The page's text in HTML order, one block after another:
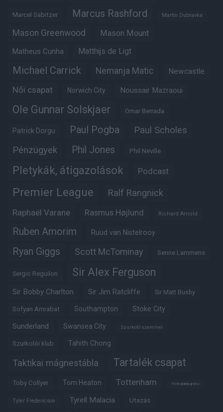
Marcel Sabitzer Marcus Rashford Martin Dubravka
Mason Greenwood Mason Mount
Matheus Cunha Matthijs de Ligt
Michael Carrick Nemanja Matic Newcastle
Női csapat Norwich City Noussair Mazraoui
Ole Gunnar Solskjaer Omar Berrada
Patrick Dorgu Paul Pogba Paul Scholes
Pénzügyek Phil Jones Phil Neville
Pletykák, átigazolások Podcast
Premier League Ralf Rangnick
Raphaël Varane Rasmus Højlund Richard Arnold
Ruben Amorim Ruud van Nistelrooy
Ryan Giggs Scott McTominay Senne Lammens
Sergio Reguilon Sir Alex Ferguson
Sir Bobby Charlton Sir Jim Ratcliffe Sir Matt Busby
Sofyan Amrabat Southampton Stoke City
Sunderland Swansea City Szurkoló szemmel
Szurkolói klub Tahith Chong
Taktikai mágnestábla Tartalék csapat
Toby Collyer Tom Heaton Tottenham Trófeabibliográfia
Tyler Fredericson Tyrell Malacia Utazás